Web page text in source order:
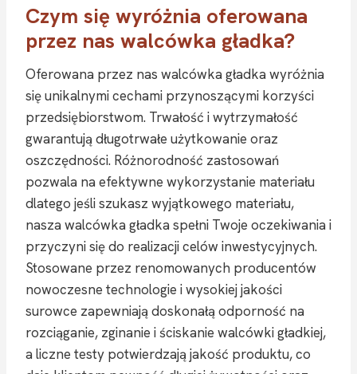
Czym się wyróżnia oferowana
przez nas walcówka gładka?
Oferowana przez nas walcówka gładka wyróżnia
się unikalnymi cechami przynoszącymi korzyści
przedsiębiorstwom. Trwałość i wytrzymałość
gwarantują długotrwałe użytkowanie oraz
oszczędności. Różnorodność zastosowań
pozwala na efektywne wykorzystanie materiału
dlatego jeśli szukasz wyjątkowego materiału,
nasza walcówka gładka spełni Twoje oczekiwania i
przyczyni się do realizacji celów inwestycyjnych.
Stosowane przez renomowanych producentów
nowoczesne technologie i wysokiej jakości
surowce zapewniają doskonałą odporność na
rozciąganie, zginanie i ściskanie walcówki gładkiej,
a liczne testy potwierdzają jakość produktu, co